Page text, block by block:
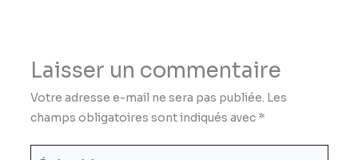
Laisser un commentaire
Votre adresse e-mail ne sera pas publiée. Les
champs obligatoires sont indiqués avec *
Écrivez